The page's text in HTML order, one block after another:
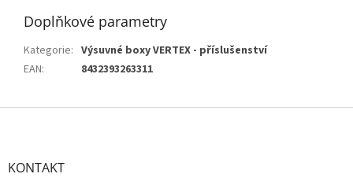
Doplňkové parametry
Kategorie: Výsuvné boxy VERTEX - příslušenství
EAN: 8432393263311
Z
KONTAKT